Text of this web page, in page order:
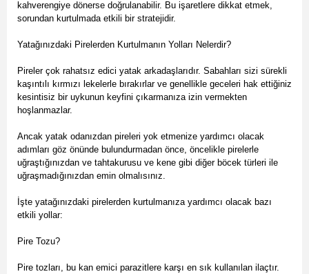
kahverengiye dönerse doğrulanabilir. Bu işaretlere dikkat etmek,
sorundan kurtulmada etkili bir stratejidir.
Yatağınızdaki Pirelerden Kurtulmanın Yolları Nelerdir?
Pireler çok rahatsız edici yatak arkadaşlarıdır. Sabahları sizi sürekli
kaşıntılı kırmızı lekelerle bırakırlar ve genellikle geceleri hak ettiğiniz
kesintisiz bir uykunun keyfini çıkarmanıza izin vermekten
hoşlanmazlar.
Ancak yatak odanızdan pireleri yok etmenize yardımcı olacak
adımları göz önünde bulundurmadan önce, öncelikle pirelerle
uğraştığınızdan ve tahtakurusu ve kene gibi diğer böcek türleri ile
uğraşmadığınızdan emin olmalısınız.
İşte yatağınızdaki pirelerden kurtulmanıza yardımcı olacak bazı
etkili yollar:
Pire Tozu?
Pire tozları, bu kan emici parazitlere karşı en sık kullanılan ilaçtır.